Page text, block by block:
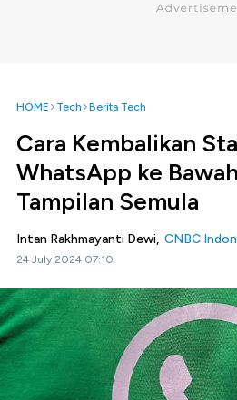
HOME Tech Berita Tech
Cara Kembalikan
WhatsApp ke
Tampilan Semula
Intan Rakhmayanti Dewi, CNBC
24 July 2024 07:10